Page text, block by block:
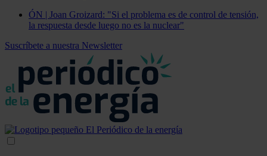
ÓN | Joan Groizard: "Si el problema es de control de tensión,
la respuesta desde luego no es la nuclear"
Suscríbete a nuestra Newsletter